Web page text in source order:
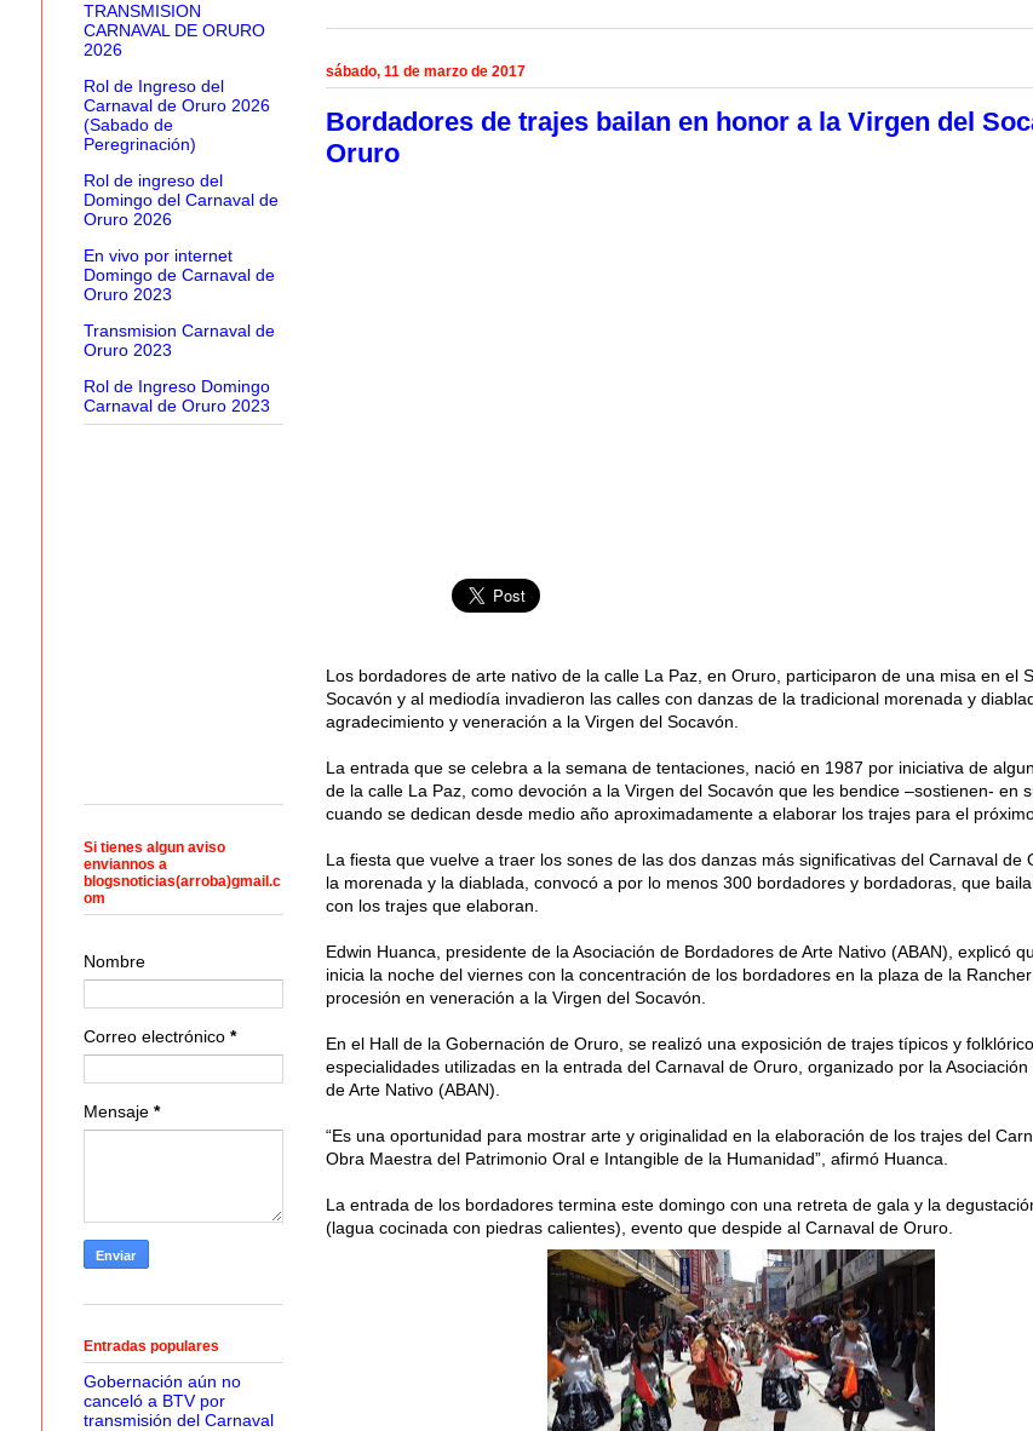
sábado, 11 de marzo de 2017
Bordadores de trajes bailan en honor a la Virgen del
Oruro
Los bordadores de arte nativo de la calle La Paz, en Oruro, participaron de una misa en el
Socavón y al mediodía invadieron las calles con danzas de la tradicional morenada y
agradecimiento y veneración a la Virgen del Socavón.
La entrada que se celebra a la semana de tentaciones, nació en 1987 por iniciativa de
de la calle La Paz, como devoción a la Virgen del Socavón que les bendice –sostienen- en
cuando se dedican desde medio año aproximadamente a elaborar los trajes para el
La fiesta que vuelve a traer los sones de las dos danzas más significativas del Carnaval de
la morenada y la diablada, convocó a por lo menos 300 bordadores y bordadoras, que
con los trajes que elaboran.
Edwin Huanca, presidente de la Asociación de Bordadores de Arte Nativo (ABAN), explicó
inicia la noche del viernes con la concentración de los bordadores en la plaza de la
procesión en veneración a la Virgen del Socavón.
En el Hall de la Gobernación de Oruro, se realizó una exposición de trajes típicos y
especialidades utilizadas en la entrada del Carnaval de Oruro, organizado por la
de Arte Nativo (ABAN).
“Es una oportunidad para mostrar arte y originalidad en la elaboración de los trajes del
Obra Maestra del Patrimonio Oral e Intangible de la Humanidad”, afirmó Huanca.
La entrada de los bordadores termina este domingo con una retreta de gala y la
(lagua cocinada con piedras calientes), evento que despide al Carnaval de Oruro.
TRANSMISION
CARNAVAL DE ORURO
2026
Rol de Ingreso del
Carnaval de Oruro 2026
(Sabado de
Peregrinación)
Rol de ingreso del
Domingo del Carnaval de
Oruro 2026
En vivo por internet
Domingo de Carnaval de
Oruro 2023
Transmision Carnaval de
Oruro 2023
Rol de Ingreso Domingo
Carnaval de Oruro 2023
Si tienes algun aviso
enviannos a
blogsnoticias(arroba)gmail.c
om
Nombre
Correo electrónico *
Mensaje *
Entradas populares
Gobernación aún no
canceló a BTV por
transmisión del Carnaval